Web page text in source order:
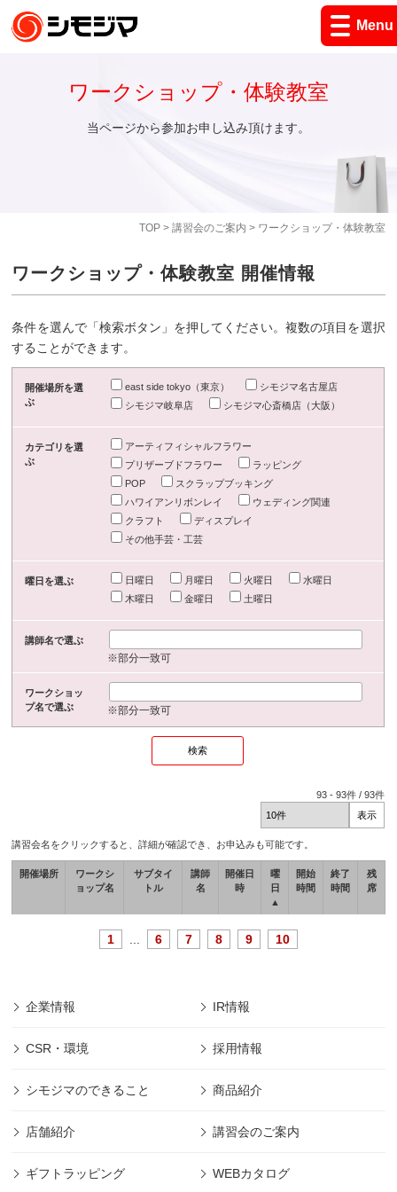
Menu
TOP> 講習会のご案内 > ワークショップ・体験教室
ワークショップ・体験教室
当ページから参加お申し込み頂けます。
ワークショップ・体験教室 開催情報
条件を選んで「検索ボタン」を押してください。複数の項目を選択
することができます。
開催場所を選
ぶ
east side tokyo（東京）
シモジマ名古屋店
シモジマ岐阜店
シモジマ心斎橋店（大阪）
カテゴリを選
ぶ
アーティフィシャルフラワー
プリザーブドフラワー
ラッピング
POP
スクラップブッキング
ハワイアンリボンレイ
ウェディング関連
クラフト
ディスプレイ
その他手芸・工芸
曜日を選ぶ 日曜日 月曜日 火曜日
水曜日
木曜日
金曜日 土曜日
講師名で選ぶ
※部分一致可
ワークショッ
プ名で選ぶ
※部分一致可
93 -93件 /93件
講習会名をクリックすると、詳細が確認でき、お申込みも可能です。
開催場所
ワークシ
ョップ名
サブタイ
トル
講師
名
開催日
時
曜
日
▲
開始
時間
終了
時間
残
席
1 6 7 8 9 10
企業情報 IR情報
CSR・環境 採用情報
シモジマのできること 商品紹介
店舗紹介 講習会のご案内
ギフトラッピング WEBカタログ